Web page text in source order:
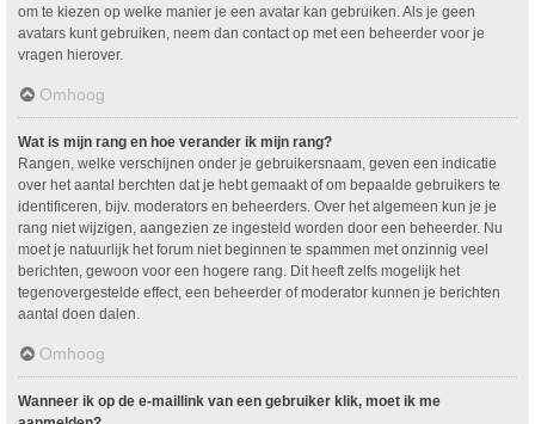
om te kiezen op welke manier je een avatar kan gebruiken. Als je geen
avatars kunt gebruiken, neem dan contact op met een beheerder voor je
vragen hierover.
Omhoog
Wat is mijn rang en hoe verander ik mijn rang?
Rangen, welke verschijnen onder je gebruikersnaam, geven een indicatie
over het aantal berchten dat je hebt gemaakt of om bepaalde gebruikers te
identificeren, bijv. moderators en beheerders. Over het algemeen kun je je
rang niet wijzigen, aangezien ze ingesteld worden door een beheerder. Nu
moet je natuurlijk het forum niet beginnen te spammen met onzinnig veel
berichten, gewoon voor een hogere rang. Dit heeft zelfs mogelijk het
tegenovergestelde effect, een beheerder of moderator kunnen je berichten
aantal doen dalen.
Omhoog
Wanneer ik op de e-maillink van een gebruiker klik, moet ik me